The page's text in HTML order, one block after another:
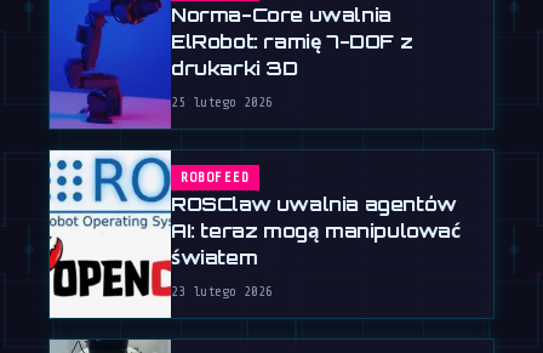
Norma-Core uwalnia
ElRobot: ramię 7-DOF z
drukarki 3D
25 lutego 2026
ROBOFEED
ROSClaw uwalnia agentów
AI: teraz mogą manipulować
światem
23 lutego 2026